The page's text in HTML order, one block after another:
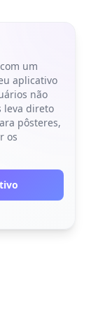
um
aplicativo
não
leva direto
pôsteres,
os